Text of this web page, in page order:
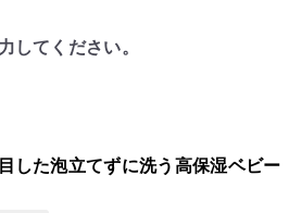
してください。
した泡立てずに洗う高保湿ベビー